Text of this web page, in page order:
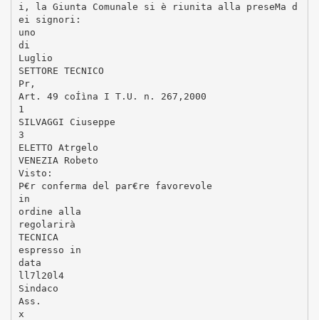
i, la Giunta Comunale si è riunita alla preseMa d
ei signori:
uno
di
Luglio
SETTORE TECNICO
Pr,
Art. 49 coÍìna I T.U. n. 267,2000
1
SILVAGGI Ciuseppe
3
ELETTO Atrgelo
VENEZIA Robeto
Visto:
P€r conferma del par€re favorevole
in
ordine alla
regolarirà
TECNICA
espresso in
data
ll7l20l4
Sindaco
Ass.
x